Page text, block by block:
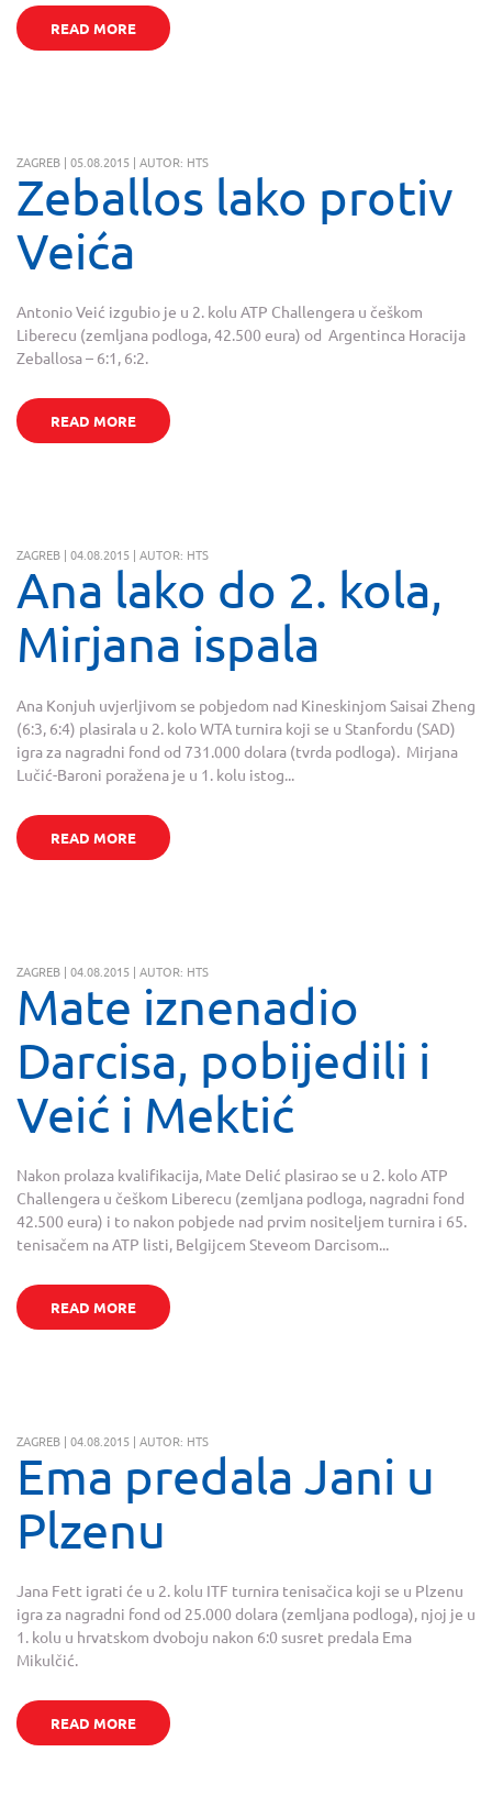
READ MORE
ZAGREB | 05.08.2015 | AUTOR: HTS
Zeballos lako protiv
Veića
Antonio Veić izgubio je u 2. kolu ATP Challengera u češkom
Liberecu (zemljana podloga, 42.500 eura) od Argentinca Horacija
Zeballosa – 6:1, 6:2.
READ MORE
ZAGREB | 04.08.2015 | AUTOR: HTS
Ana lako do 2. kola,
Mirjana ispala
Ana Konjuh uvjerljivom se pobjedom nad Kineskinjom Saisai Zheng
(6:3, 6:4) plasirala u 2. kolo WTA turnira koji se u Stanfordu (SAD)
igra za nagradni fond od 731.000 dolara (tvrda podloga). Mirjana
Lučić-Baroni poražena je u 1. kolu istog...
READ MORE
ZAGREB | 04.08.2015 | AUTOR: HTS
Mate iznenadio
Darcisa, pobijedili i
Veić i Mektić
Nakon prolaza kvalifikacija, Mate Delić plasirao se u 2. kolo ATP
Challengera u češkom Liberecu (zemljana podloga, nagradni fond
42.500 eura) i to nakon pobjede nad prvim nositeljem turnira i 65.
tenisačem na ATP listi, Belgijcem Steveom Darcisom...
READ MORE
ZAGREB | 04.08.2015 | AUTOR: HTS
Ema predala Jani u
Plzenu
Jana Fett igrati će u 2. kolu ITF turnira tenisačica koji se u Plzenu
igra za nagradni fond od 25.000 dolara (zemljana podloga), njoj je u
1. kolu u hrvatskom dvoboju nakon 6:0 susret predala Ema
Mikulčić.
READ MORE